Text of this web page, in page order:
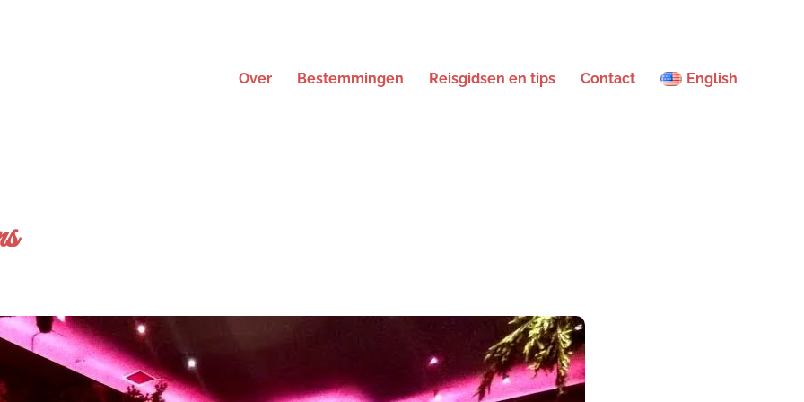
Over Bestemmingen Reisgidsen en tips Contact English